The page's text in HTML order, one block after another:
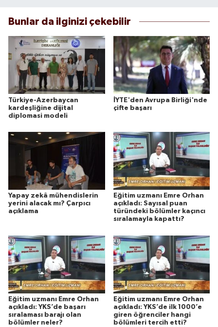
Bunlar da ilginizi çekebilir
Türkiye-Azerbaycan
kardeşliğine dijital
diplomasi modeli
İYTE'den Avrupa Birliği'nde
çifte başarı
Yapay zekâ mühendislerin
yerini alacak mı? Çarpıcı
açıklama
Eğitim uzmanı Emre Orhan
açıkladı: Sayısal puan
türündeki bölümler kaçıncı
sıralamayla kapattı?
Eğitim uzmanı Emre Orhan
açıkladı: YKS’de başarı
sıralaması barajı olan
bölümler neler?
Eğitim uzmanı Emre Orhan
açıkladı: YKS’de ilk 1000’e
giren öğrenciler hangi
bölümleri tercih etti?